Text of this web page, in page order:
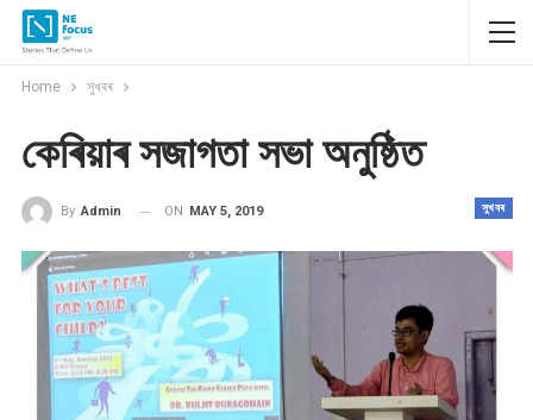
Home সুখবৰ
কেৰিয়াৰ সজাগতা সভা অনুষ্ঠিত
সুখবৰ
By Admin ON MAY 5, 2019